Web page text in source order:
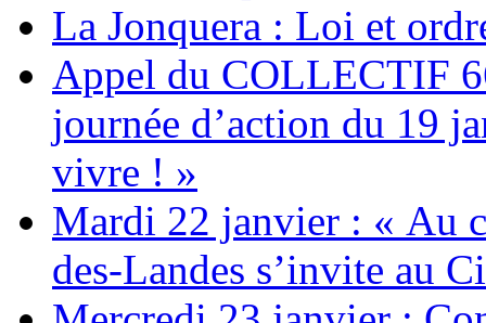
La Jonquera : Loi et
Appel du COLLECTIF
journée d’action du 19
vivre ! »
Mardi 22 janvier : « Au
des-Landes s’invite au